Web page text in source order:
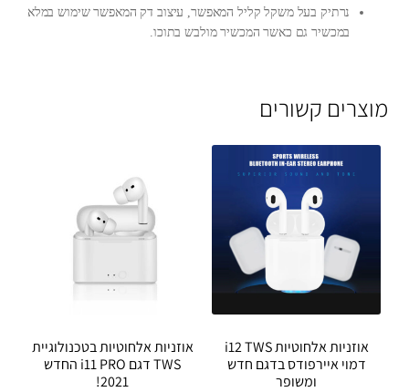
נרתיק בעל משקל קליל המאפשר, עיצוב דק המאפשר שימוש במלא
במכשיר גם כאשר המכשיר מולבש בתוכו.
מוצרים קשורים
אוזניות אלחוטיות i12 TWS
דמוי איירפודס בדגם חדש
ומשופר
אוזניות אלחוטיות בטכנולוגיית
TWS דגם i11 PRO החדש
2021!